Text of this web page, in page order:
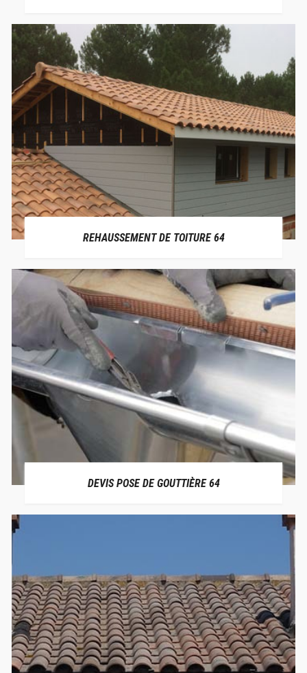
REHAUSSEMENT DE TOITURE 64
DEVIS POSE DE GOUTTIÈRE 64